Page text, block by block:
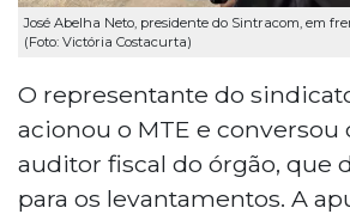
José Abelha Neto, presidente do Sintracom, em
(Foto: Victória Costacurta)
O representante do
acionou o MTE e conversou
auditor fiscal do órgão, que
para os levantamentos. A